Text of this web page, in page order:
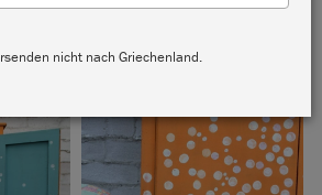
nicht nach Griechenland.